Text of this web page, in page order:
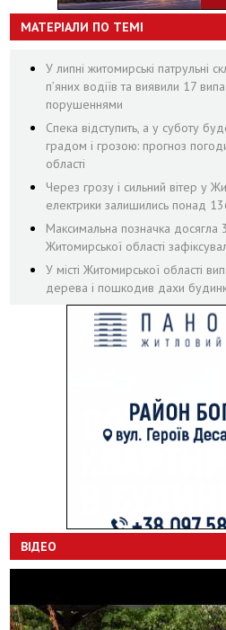
МАТЕРІАЛИ ПО ТЕМІ
У липні житомирські патрульні
пʼяних водіїв та виявили 17
порушеннями
Спека відступить, а у суботу
градом і грозою: прогноз
області
Через грозу і сильний вітер у
електрики залишились понад
Максимальна позначка досягла
Житомирської області
У місті Житомирської області
дерева і пошкодив дахи
ВІДЕО